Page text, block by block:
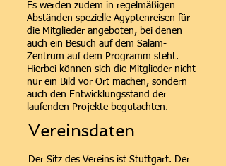
Es werden zudem in regelmäßigen
Abständen spezielle Ägyptenreisen für
die Mitglieder angeboten, bei denen
auch ein Besuch auf dem Salam-
Zentrum auf dem Programm steht.
Hierbei können sich die Mitglieder nicht
nur ein Bild vor Ort machen, sondern
auch den Entwicklungsstand der
laufenden Projekte begutachten.
Vereinsdaten
Der Sitz des Vereins ist Stuttgart. Der